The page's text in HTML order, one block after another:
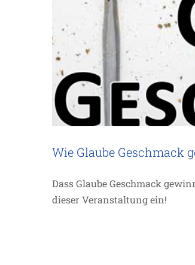
Wie Glaube Geschmack
Dass Glaube Geschmack
dieser Veranstaltung ein!